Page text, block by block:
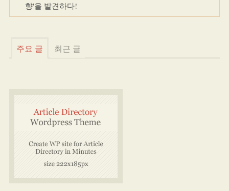
향'을 발견하다!
주요 글 최근 글